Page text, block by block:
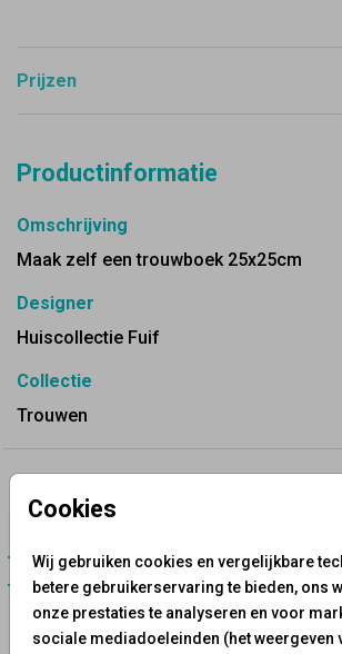
Cookies
Wij gebruiken cookies en vergelijkbare
betere gebruikerservaring te bieden, ons
onze prestaties te analyseren en voor
sociale mediadoeleinden (het weergeven
Prijzen
Productinformatie
Omschrijving
Maak zelf een trouwboek 25x25cm
Designer
Huiscollectie Fuif
Collectie
Trouwen
Gastenboek